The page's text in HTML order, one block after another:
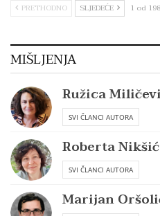
PRETHODNO SLJEDEĆE 1 od 198
MIŠLJENJA
Ružica
SVI ČLANCI AUTORA
Roberta Nikšić
SVI ČLANCI AUTORA
Marijan